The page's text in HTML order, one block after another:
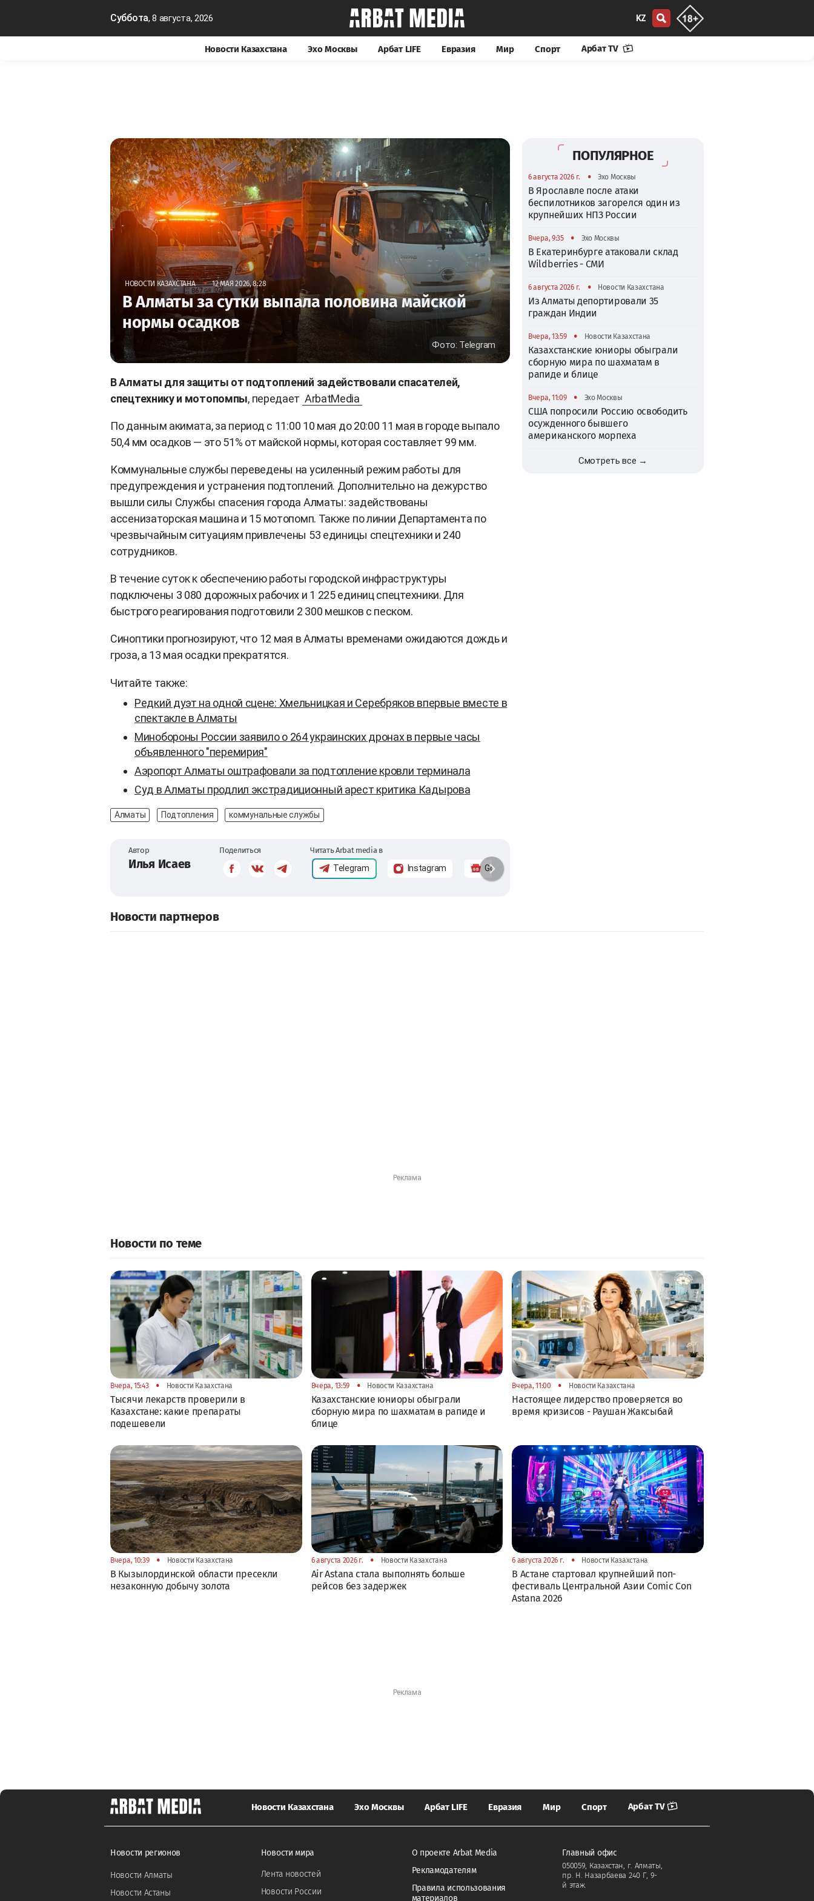
Суббота, 8 августа, 2026 KZ
Новости Казахстана Эхо Москвы Арбат LIFE Евразия Мир Спорт Арбат TV
Фото: Telegram
НОВОСТИ КАЗАХСТАНА • 12 МАЯ 2026, 8:28
В Алматы за сутки выпала половина майской
нормы осадков
В Алматы для защиты от подтоплений задействовали спасателей,
спецтехнику и мотопомпы, передает ArbatMedia
По данным акимата, за период с 11:00 10 мая до 20:00 11 мая в городе выпало
50,4 мм осадков — это 51% от майской нормы, которая составляет 99 мм.
Коммунальные службы переведены на усиленный режим работы для
предупреждения и устранения подтоплений. Дополнительно на дежурство
вышли силы Службы спасения города Алматы: задействованы
ассенизаторская машина и 15 мотопомп. Также по линии Департамента по
чрезвычайным ситуациям привлечены 53 единицы спецтехники и 240
сотрудников.
В течение суток к обеспечению работы городской инфраструктуры
подключены 3 080 дорожных рабочих и 1 225 единиц спецтехники. Для
быстрого реагирования подготовили 2 300 мешков с песком.
Синоптики прогнозируют, что 12 мая в Алматы временами ожидаются дождь и
гроза, а 13 мая осадки прекратятся.
Читайте также:
Редкий дуэт на одной сцене: Хмельницкая и Серебряков впервые вместе в
спектакле в Алматы
Минобороны России заявило о 264 украинских дронах в первые часы
объявленного "перемирия"
Аэропорт Алматы оштрафовали за подтопление кровли терминала
Суд в Алматы продлил экстрадиционный арест критика Кадырова
Алматы Подтопления коммунальные службы
Автор
Илья Исаев
Поделиться Читать Arbat media в
Telegram Instagram Google News
ПОПУЛЯРНОЕ
6 августа 2026 г. • Эхо Москвы
В Ярославле после атаки
беспилотников загорелся один из
крупнейших НПЗ России
Вчера, 9:35 • Эхо Москвы
В Екатеринбурге атаковали склад
Wildberries - СМИ
6 августа 2026 г. • Новости Казахстана
Из Алматы депортировали 35
граждан Индии
Вчера, 13:59 • Новости Казахстана
Казахстанские юниоры обыграли
сборную мира по шахматам в
рапиде и блице
Вчера, 11:09 • Эхо Москвы
США попросили Россию освободить
осужденного бывшего
американского морпеха
Смотреть все →
Новости партнеров
Новости по теме
Вчера, 15:43 • Новости Казахстана
Тысячи лекарств проверили в
Казахстане: какие препараты
подешевели
Вчера, 13:59 • Новости Казахстана
Казахстанские юниоры обыграли
сборную мира по шахматам в рапиде и
блице
Вчера, 11:00 • Новости Казахстана
Настоящее лидерство проверяется во
время кризисов - Раушан Жаксыбай
Вчера, 10:39 • Новости Казахстана
В Кызылординской области пресекли
незаконную добычу золота
6 августа 2026 г. • Новости Казахстана
Air Astana стала выполнять больше
рейсов без задержек
6 августа 2026 г. • Новости Казахстана
В Астане стартовал крупнейший поп-
фестиваль Центральной Азии Comic Con
Astana 2026
Новости Казахстана Эхо Москвы Арбат LIFE Евразия Мир Спорт Арбат TV
Новости регионов
Новости Алматы
Новости Астаны
Новости мира
Лента новостей
Новости России
О проекте Arbat Media
Рекламодателям
Правила использования
материалов
Главный офис
050059, Казахстан, г. Алматы,
пр. Н. Назарбаева 240 Г, 9-
й этаж.